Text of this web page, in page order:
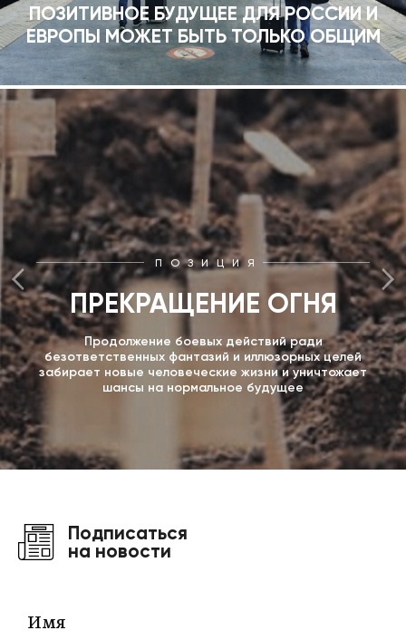
ПОЗИТИВНОЕ БУДУЩЕЕ ДЛЯ РОССИИ И
ЕВРОПЫ МОЖЕТ БЫТЬ ТОЛЬКО ОБЩИМ
ПОЗИЦИЯ
ПРЕКРАЩЕНИЕ ОГНЯ
Продолжение боевых действий ради
безответственных фантазий и иллюзорных целей
забирает новые человеческие жизни и уничтожает
шансы на нормальное будущее
Подписаться
на новости